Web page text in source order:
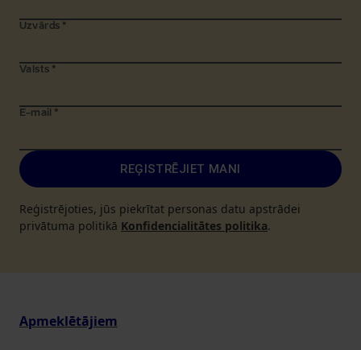
Uzvārds *
Valsts *
E-mail *
REĢISTRĒJIET MANI
Reģistrējoties, jūs piekrītat personas datu apstrādei
privātuma politikā Konfidencialitātes politika.
Apmeklētājiem